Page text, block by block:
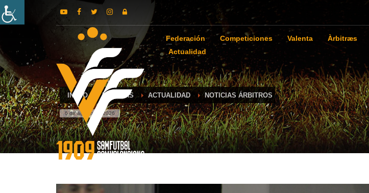
Federación Competiciones Valenta Àrbitræs
Actualidad
INICIO NOTICIAS ACTUALIDAD NOTICIAS ÁRBITROS
6 de agosto de 2026